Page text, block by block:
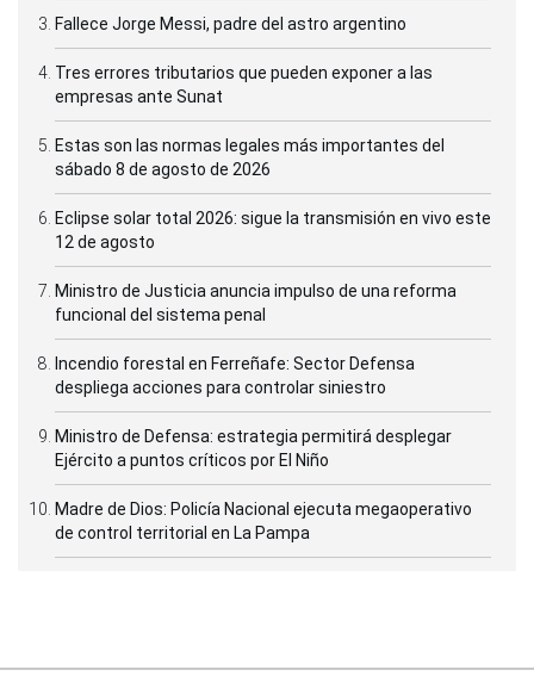
Fallece Jorge Messi, padre del astro argentino
Tres errores tributarios que pueden exponer a las
empresas ante Sunat
Estas son las normas legales más importantes del
sábado 8 de agosto de 2026
Eclipse solar total 2026: sigue la transmisión en vivo este
12 de agosto
Ministro de Justicia anuncia impulso de una reforma
funcional del sistema penal
Incendio forestal en Ferreñafe: Sector Defensa
despliega acciones para controlar siniestro
Ministro de Defensa: estrategia permitirá desplegar
Ejército a puntos críticos por El Niño
Madre de Dios: Policía Nacional ejecuta megaoperativo
de control territorial en La Pampa